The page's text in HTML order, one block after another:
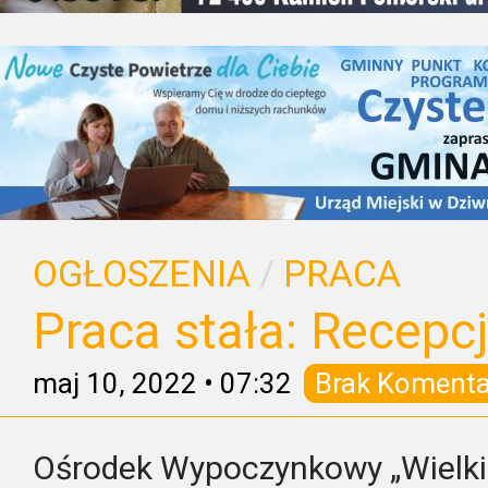
OGŁOSZENIA / PRACA
Praca stała:
maj 10, 2022 • 07:32 Brak
Ośrodek Wypoczynkowy